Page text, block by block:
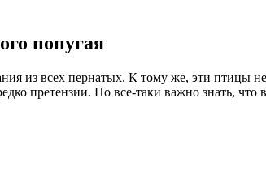
попугая
из всех пернатых. К тому же, эти птицы
претензии. Но все-таки важно знать,